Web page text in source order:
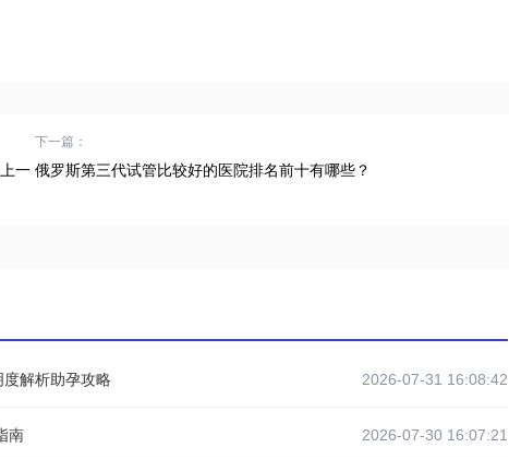
一
下一篇：
俄罗斯第三代试管比较好的医院排名前十有哪些？
解析助孕攻略 2026-07-31 16:08:42
南 2026-07-30 16:07:21